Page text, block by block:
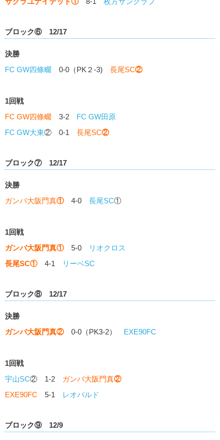
ブロック⑥ 12/17
決勝
FC GW四條畷 0-0（PK２-3) 長尾SC②
1回戦
FC GW四條畷 3-2 FC GW田原
FC GW大東② 0-1 長尾SC②
ブロック⑦ 12/17
決勝
ガンバ大阪門真①4-0 長尾SC①
1回戦
ガンバ大阪門真①5-0
リオクロス
長尾SC①4-1 リーベSC
ブロック⑧ 12/17
決勝
ガンバ大阪門真②0-0（PK3-2） EXE90FC
1回戦
宇山SC② 1-2 ガンバ大阪門真②
EXE90FC 5-1 レオパルド
ブロック⑨ 12/9